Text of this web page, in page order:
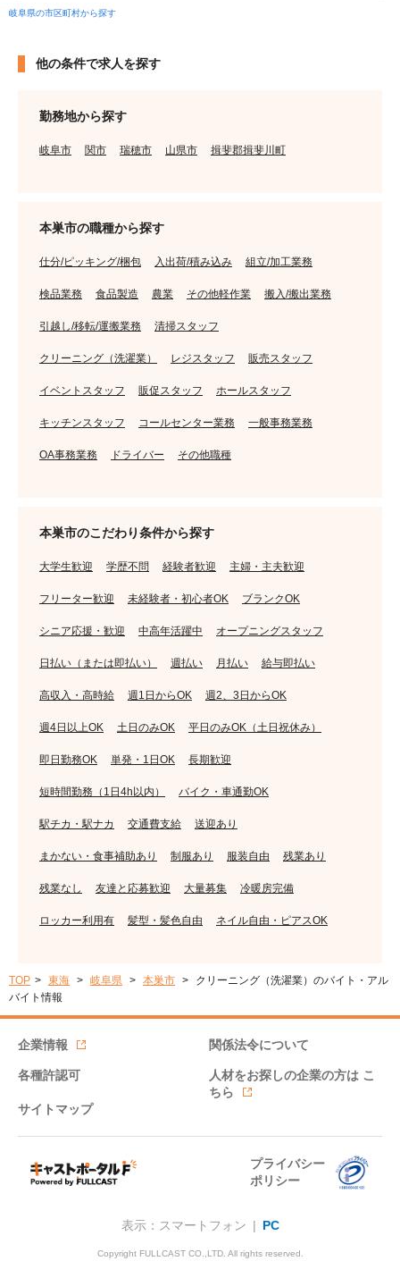
岐阜県の市区町村から探す
他の条件で求人を探す
勤務地から探す
岐阜市 関市 瑞穂市 山県市 揖斐郡揖斐川町
本巣市の職種から探す
仕分/ピッキング/梱包 入出荷/積み込み 組立/加工業務
検品業務 食品製造 農業 その他軽作業 搬入/搬出業務
引越し/移転/運搬業務 清掃スタッフ
クリーニング（洗濯業） レジスタッフ 販売スタッフ
イベントスタッフ 販促スタッフ ホールスタッフ
キッチンスタッフ コールセンター業務 一般事務業務
OA事務業務 ドライバー その他職種
本巣市のこだわり条件から探す
大学生歓迎 学歴不問 経験者歓迎 主婦・主夫歓迎
フリーター歓迎 未経験者・初心者OK ブランクOK
シニア応援・歓迎 中高年活躍中 オープニングスタッフ
日払い（または即払い） 週払い 月払い 給与即払い
高収入・高時給 週1日からOK 週2、3日からOK
週4日以上OK 土日のみOK 平日のみOK（土日祝休み）
即日勤務OK 単発・1日OK 長期歓迎
短時間勤務（1日4h以内） バイク・車通勤OK
駅チカ・駅ナカ 交通費支給 送迎あり
まかない・食事補助あり 制服あり 服装自由 残業あり
残業なし 友達と応募歓迎 大量募集 冷暖房完備
ロッカー利用有 髪型・髪色自由 ネイル自由・ピアスOK
TOP 東海 岐阜県 本巣市
クリーニング（洗濯業）のバイト・アル
バイト情報
企業情報 関係法令について
各種許認可 人材をお探しの企業の方は こ
ちら
サイトマップ
プライバシー
ポリシー
表示：スマートフォン | PC
Copyright FULLCAST CO.,LTD. All rights reserved.